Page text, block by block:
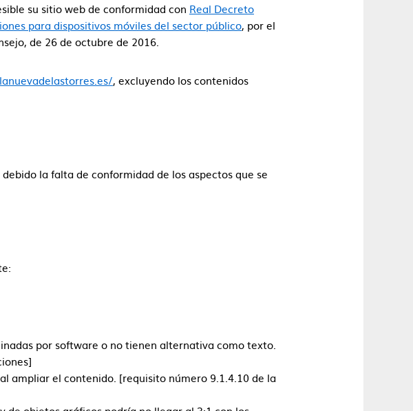
su sitio web de conformidad con Real Decreto
para dispositivos móviles del sector público, por el
de 26 de octubre de 2016.
, excluyendo los contenidos
la falta de conformidad de los aspectos que se
por software o no tienen alternativa como texto.
ampliar el contenido. [requisito número 9.1.4.10 de la